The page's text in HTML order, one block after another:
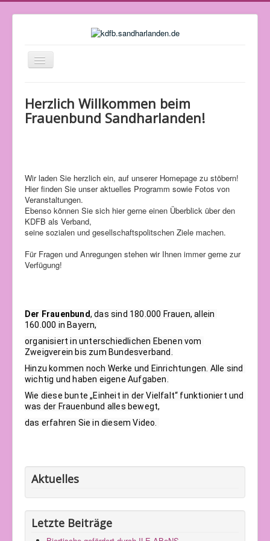
Navigation
an/aus
Über uns
Rezepte
Impressum
Herzlich Willkommen beim
Frauenbund Sandharlanden!
Wir laden Sie herzlich ein, auf unserer Homepage zu stöbern!
Hier finden Sie unser aktuelles Programm sowie Fotos von
Veranstaltungen.
Ebenso können Sie sich hier gerne einen Überblick über den
KDFB als Verband,
seine sozialen und gesellschaftspolitschen Ziele machen.
Für Fragen und Anregungen stehen wir Ihnen immer gerne zur
Verfügung!
Der Frauenbund, das sind 180.000 Frauen, allein
160.000 in Bayern,
organisiert in unterschiedlichen Ebenen vom
Zweigverein bis zum Bundesverband.
Hinzu kommen noch Werke und Einrichtungen. Alle sind
wichtig und haben eigene Aufgaben.
Wie diese bunte „Einheit in der Vielfalt“ funktioniert und
was der Frauenbund alles bewegt,
das erfahren Sie in diesem Video.
Aktuelles
Letzte Beiträge